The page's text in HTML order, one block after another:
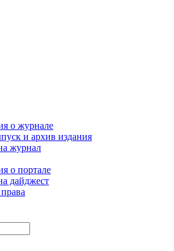
о журнале
и архив издания
журнал
о портале
дайджест